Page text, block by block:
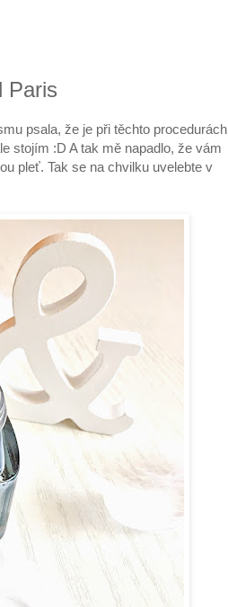
Paris
psala, že je při těchto procedurách
stojím :D A tak mě napadlo, že vám
pleť. Tak se na chvilku uvelebte v